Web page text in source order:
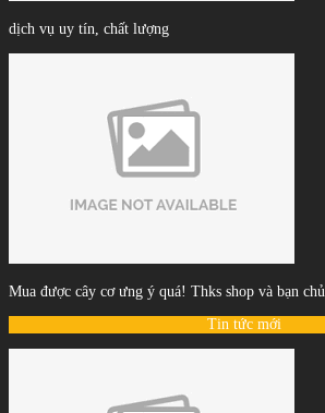
dịch vụ uy tín, chất lượng
Mua được cây cơ ưng ý quá! Thks shop và bạn chủ.
Tin tức mới